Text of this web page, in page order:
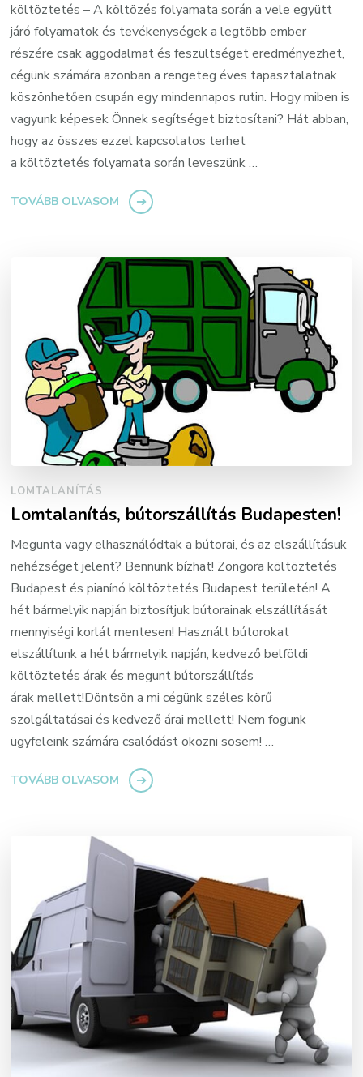
költöztetés – A költözés folyamata során a vele együtt
járó folyamatok és tevékenységek a legtöbb ember
részére csak aggodalmat és feszültséget eredményezhet,
cégünk számára azonban a rengeteg éves tapasztalatnak
köszönhetően csupán egy mindennapos rutin. Hogy miben is
vagyunk képesek Önnek segítséget biztosítani? Hát abban,
hogy az összes ezzel kapcsolatos terhet
a költöztetés folyamata során leveszünk …
TOVÁBB OLVASOM
LOMTALANÍTÁS
Lomtalanítás, bútorszállítás Budapesten!
Megunta vagy elhasználódtak a bútorai, és az elszállításuk
nehézséget jelent? Bennünk bízhat! Zongora költöztetés
Budapest és pianínó költöztetés Budapest területén! A
hét bármelyik napján biztosítjuk bútorainak elszállítását
mennyiségi korlát mentesen! Használt bútorokat
elszállítunk a hét bármelyik napján, kedvező belföldi
költöztetés árak és megunt bútorszállítás
árak mellett!Döntsön a mi cégünk széles körű
szolgáltatásai és kedvező árai mellett! Nem fogunk
ügyfeleink számára csalódást okozni sosem! …
TOVÁBB OLVASOM